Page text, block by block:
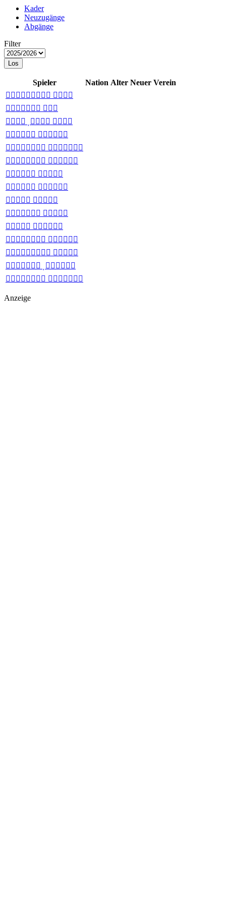
Kader
Neuzugänge
Abgänge
Filter
Los
Spieler Nation Alter Neuer Verein
 
 
  
 
 
 
 
 
 
 
 
 
 
 
 
Anzeige